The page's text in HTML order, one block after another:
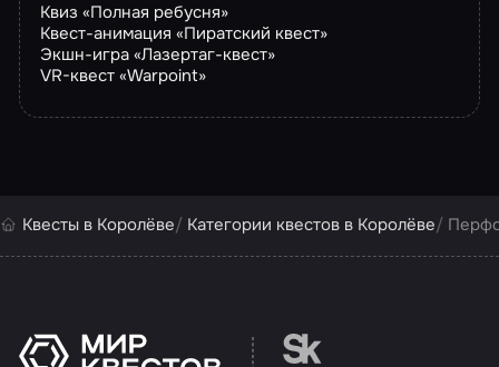
Квиз «Полная ребусня»
Квест-анимация «Пиратский квест»
Экшн-игра «Лазертаг-квест»
VR-квест «Warpoint»
Квесты в Королёве Категории квестов в Королёве
Перейти на сайт